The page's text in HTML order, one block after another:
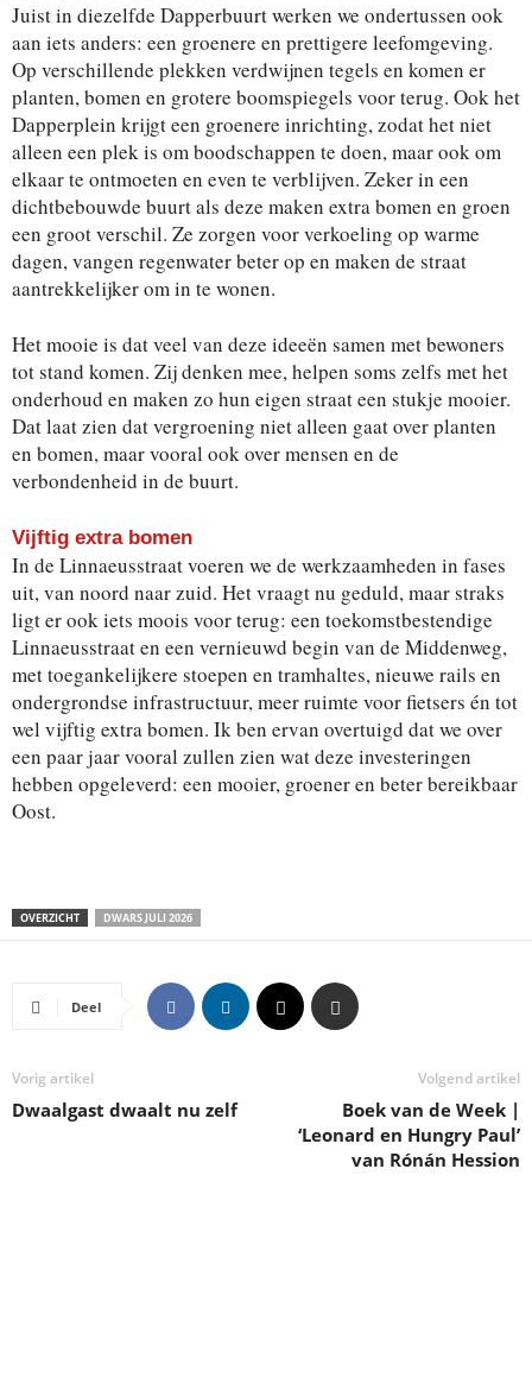
Juist in diezelfde Dapperbuurt werken we ondertussen ook
aan iets anders: een groenere en prettigere leefomgeving.
Op verschillende plekken verdwijnen tegels en komen er
planten, bomen en grotere boomspiegels voor terug. Ook het
Dapperplein krijgt een groenere inrichting, zodat het niet
alleen een plek is om boodschappen te doen, maar ook om
elkaar te ontmoeten en even te verblijven. Zeker in een
dichtbebouwde buurt als deze maken extra bomen en groen
een groot verschil. Ze zorgen voor verkoeling op warme
dagen, vangen regenwater beter op en maken de straat
aantrekkelijker om in te wonen.
Het mooie is dat veel van deze ideeën samen met bewoners
tot stand komen. Zij denken mee, helpen soms zelfs met het
onderhoud en maken zo hun eigen straat een stukje mooier.
Dat laat zien dat vergroening niet alleen gaat over planten
en bomen, maar vooral ook over mensen en de
verbondenheid in de buurt.
Vijftig extra bomen
In de Linnaeusstraat voeren we de werkzaamheden in fases
uit, van noord naar zuid. Het vraagt nu geduld, maar straks
ligt er ook iets moois voor terug: een toekomstbestendige
Linnaeusstraat en een vernieuwd begin van de Middenweg,
met toegankelijkere stoepen en tramhaltes, nieuwe rails en
ondergrondse infrastructuur, meer ruimte voor fietsers én tot
wel vijftig extra bomen. Ik ben ervan overtuigd dat we over
een paar jaar vooral zullen zien wat deze investeringen
hebben opgeleverd: een mooier, groener en beter bereikbaar
Oost.
OVERZICHT DWARS JULI 2026
Deel
Vorig artikel
Dwaalgast dwaalt nu zelf
Volgend artikel
Boek van de Week |
‘Leonard en Hungry Paul’
van Rónán Hession